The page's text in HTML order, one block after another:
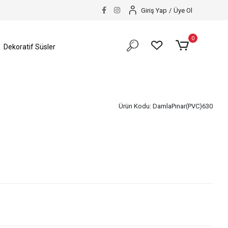
Giriş Yap / Üye Ol
Dekoratif Süsler
0
Ürün Kodu: DamlaPınar(PVC)630